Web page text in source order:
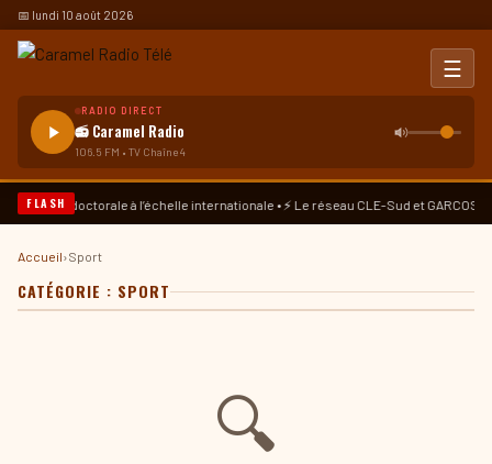
📅 lundi 10 août 2026
RADIO DIRECT
📻 Caramel Radio
106.5 FM • TV Chaîne 4
☰
FLASHdoctorale à l’échelle internationale • ⚡ Le réseau CLE-Sud et
Accueil›Sport
CATÉGORIE : SPORT
🔍